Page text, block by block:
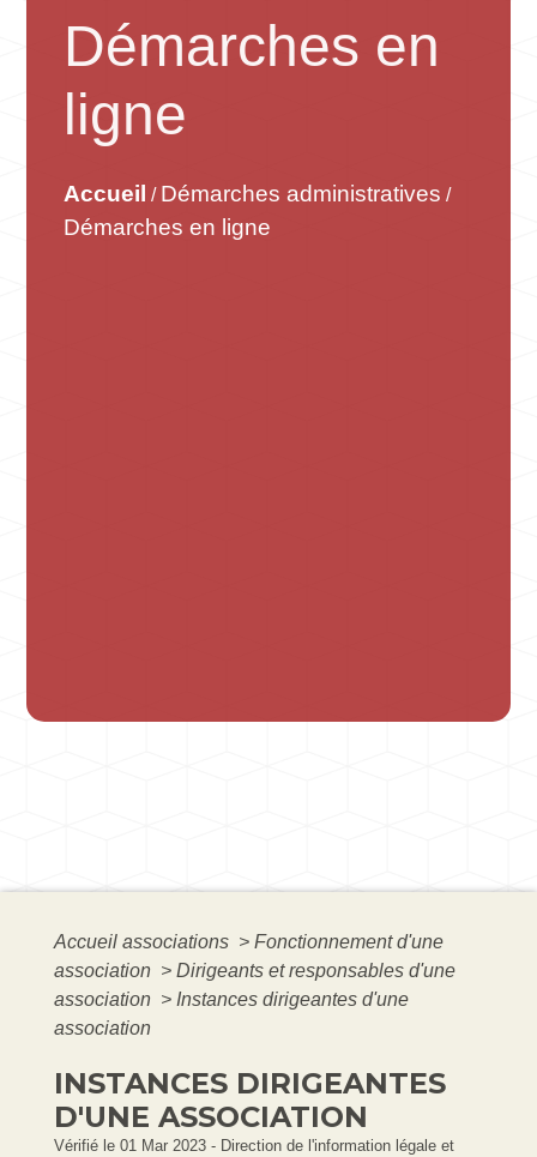
Démarches en
ligne
Accueil / Démarches administratives /
Démarches en ligne
Accueil associations > Fonctionnement d'une
association > Dirigeants et responsables d'une
association > Instances dirigeantes d'une
association
INSTANCES DIRIGEANTES
D'UNE ASSOCIATION
Vérifié le 01 Mar 2023 - Direction de l'information légale et